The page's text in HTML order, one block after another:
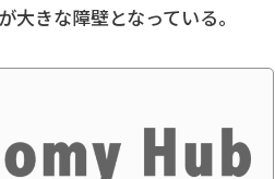
きな障壁となっている。